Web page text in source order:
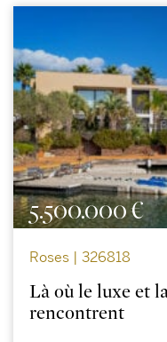
5.500.000 €
Roses | 326818
Là où le luxe et
rencontrent